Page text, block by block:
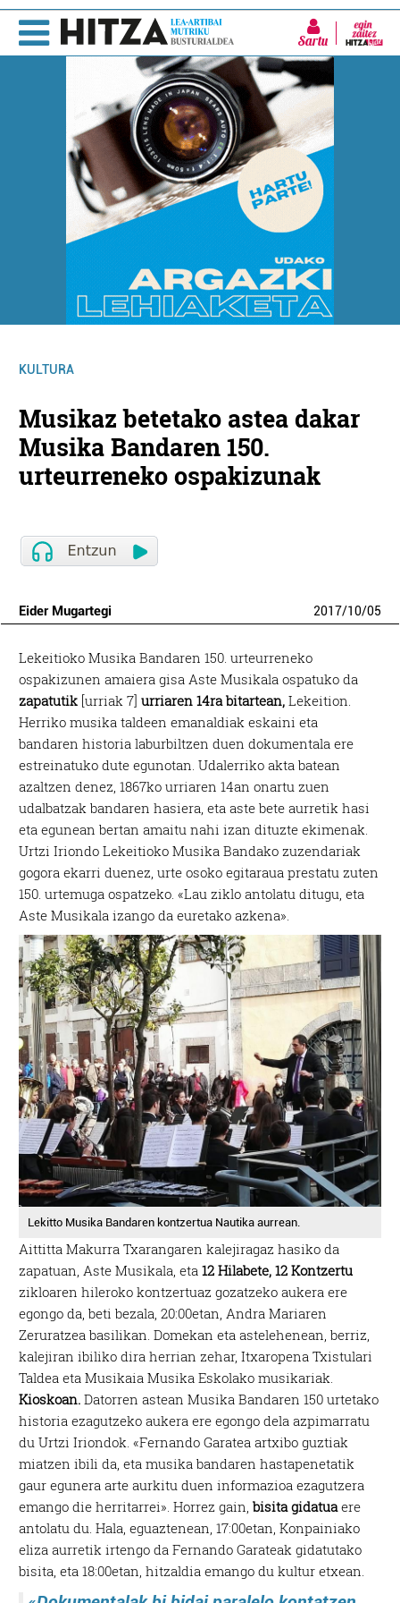
Sartu
KULTURA
Musikaz betetako astea dakar
Musika Bandaren 150.
urteurreneko ospakizunak
Eider Mugartegi 2017/10/05
Lekeitioko Musika Bandaren 150. urteurreneko
ospakizunen amaiera gisa Aste Musikala ospatuko da
zapatutik [urriak 7]urriaren 14ra bitartean, Lekeition.
Herriko musika taldeen emanaldiak eskaini eta
bandaren historia laburbiltzen duen dokumentala ere
estreinatuko dute egunotan. Udalerriko akta batean
azaltzen denez, 1867ko urriaren 14an onartu zuen
udalbatzak bandaren hasiera, eta aste bete aurretik hasi
eta egunean bertan amaitu nahi izan dituzte ekimenak.
Urtzi Iriondo Lekeitioko Musika Bandako zuzendariak
gogora ekarri duenez, urte osoko egitaraua prestatu zuten
150. urtemuga ospatzeko. «Lau ziklo antolatu ditugu, eta
Aste Musikala izango da euretako azkena».
Lekitto Musika Bandaren kontzertua Nautika aurrean.
Aittitta Makurra Txarangaren kalejiragaz hasiko da
zapatuan, Aste Musikala, eta12 Hilabete, 12 Kontzertu
zikloaren hileroko kontzertuaz gozatzeko aukera ere
egongo da, beti bezala, 20:00etan, Andra Mariaren
Zeruratzea basilikan. Domekan eta astelehenean, berriz,
kalejiran ibiliko dira herrian zehar, Itxaropena Txistulari
Taldea eta Musikaia Musika Eskolako musikariak.
Kioskoan. Datorren astean Musika Bandaren 150 urtetako
historia ezagutzeko aukera ere egongo dela azpimarratu
du Urtzi Iriondok. «Fernando Garatea artxibo guztiak
miatzen ibili da, eta musika bandaren hastapenetatik
gaur egunera arte aurkitu duen informazioa ezagutzera
emango die herritarrei». Horrez gain,bisita gidatuaere
antolatu du. Hala, eguaztenean, 17:00etan, Konpainiako
eliza aurretik irtengo da Fernando Garateak gidatutako
bisita, eta 18:00etan, hitzaldia emango du kultur etxean.